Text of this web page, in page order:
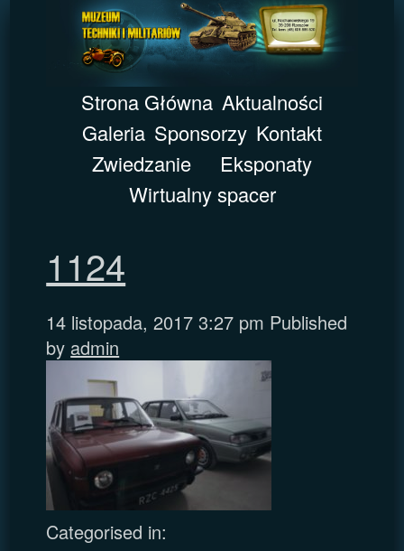
Strona Główna Aktualności
Galeria Sponsorzy Kontakt
Zwiedzanie
Eksponaty
Wirtualny spacer
1124
14 listopada, 2017 3:27 pm Published
by admin
Categorised in: